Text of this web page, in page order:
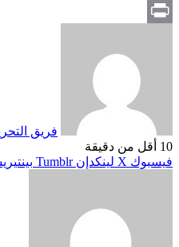
Twitter
فريق
10 أقل من دقيقة
فيسبوك X لينكدإن